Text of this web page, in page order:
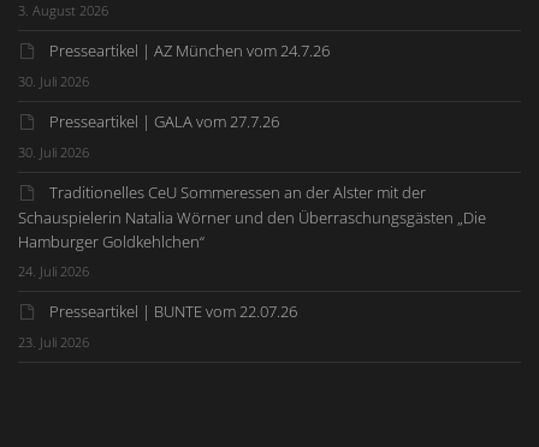
3. August 2026
Presseartikel | AZ München vom 24.7.26
30. Juli 2026
Presseartikel | GALA vom 27.7.26
30. Juli 2026
Traditionelles CeU Sommeressen an der Alster mit der
Schauspielerin Natalia Wörner und den Überraschungsgästen „Die
Hamburger Goldkehlchen“
24. Juli 2026
Presseartikel | BUNTE vom 22.07.26
23. Juli 2026